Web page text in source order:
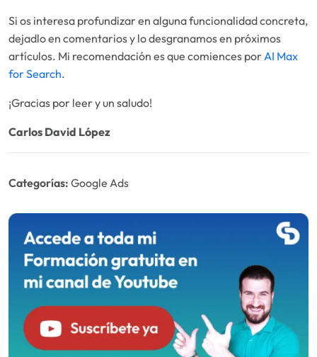
Si os interesa profundizar en alguna funcionalidad concreta,
dejadlo en comentarios y lo desgranamos en próximos
artículos. Mi recomendación es que comiences porAI Max
for Search.
¡Gracias por leer y un saludo!
Carlos David López
Categorías: Google Ads